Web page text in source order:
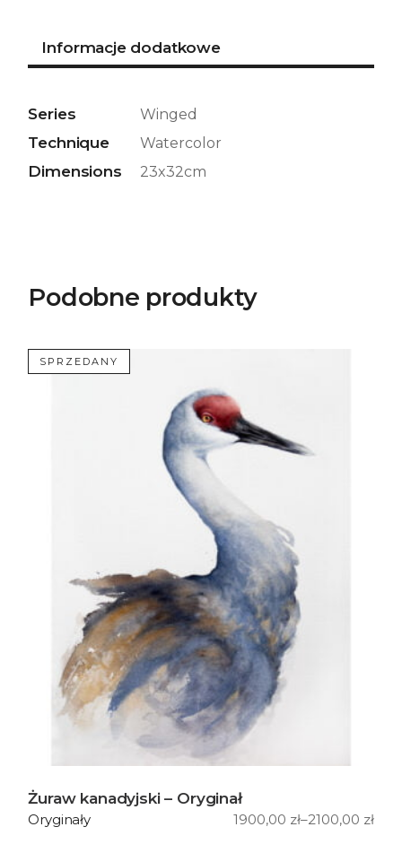
Informacje dodatkowe
Series Winged
Technique Watercolor
Dimensions 23x32cm
Podobne produkty
SPRZEDANY
Żuraw kanadyjski – Oryginał
1900,00 zł–2100,00 zł
Zakres
Oryginały